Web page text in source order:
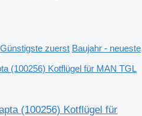
Günstigste zuerst Baujahr - neueste
(100256) Kotflügel für